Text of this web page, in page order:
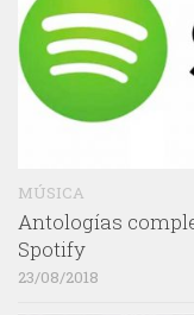
MÚSICA
Antologías
Spotify
23/08/2018